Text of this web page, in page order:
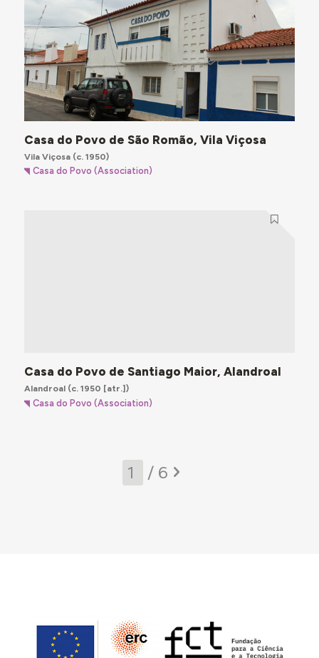
Casa do Povo de São Romão, Vila Viçosa
Vila Viçosa(c. 1950)
Casa do Povo (Association)
Casa do Povo de Santiago Maior, Alandroal
Alandroal(c. 1950 [atr.])
Casa do Povo (Association)
/ 6